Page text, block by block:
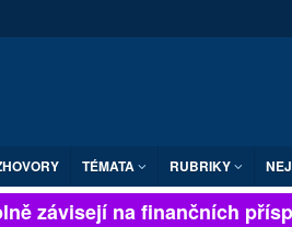
TÉMATA RUBRIKY
závisejí na finančních